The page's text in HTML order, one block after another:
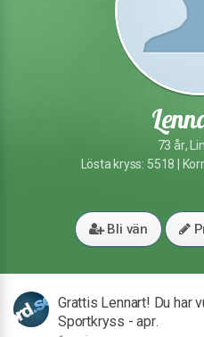
73 år,
Lösta kryss: 5518 |
Bli vän
Grattis Lennart! Du har
Sportkryss - apr.